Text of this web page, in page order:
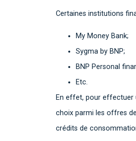
Certaines institutions
My Money Bank;
Sygma by BNP;
BNP Personal
Etc.
En effet, pour effectuer
choix parmi les offres
crédits de